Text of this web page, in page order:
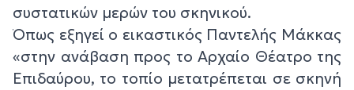
συστατικών μερών του σκηνικού.
Όπως εξηγεί ο εικαστικός Παντελής Μάκκας
«στην ανάβαση προς το Αρχαίο Θέατρο της
Επιδαύρου, το τοπίο μετατρέπεται σε σκηνή